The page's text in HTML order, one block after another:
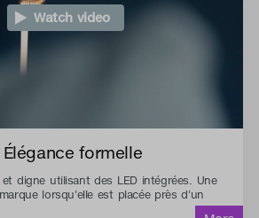
Watch video
formelle
digne utilisant des LED intégrées. Une
lorsqu'elle est placée près d'un